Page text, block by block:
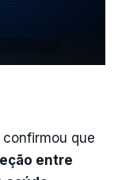
que
entre